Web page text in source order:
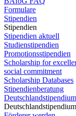
Formulare
Stipendien
Stipendien
Stipendien aktuell
Studienstipendien
Promotionsstipendien
Scholarship for
social commitment
Scholarship Databases
Stipendienberatung
Deutschlandstipendium
Deutschlandstipendium